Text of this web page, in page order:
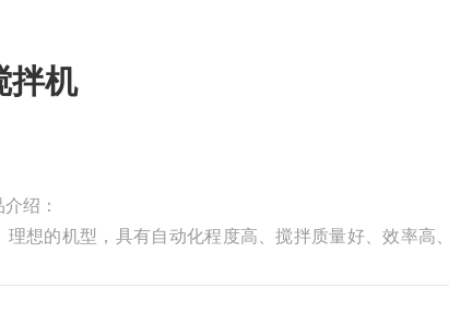
拌机
绍：
理想的机型，具有自动化程度高、搅拌质量好、效率高